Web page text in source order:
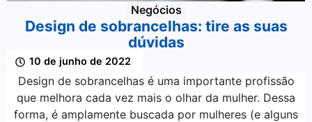
Negócios
Design de sobrancelhas: tire as suas
dúvidas
10 de junho de 2022
Design de sobrancelhas é uma importante profissão
que melhora cada vez mais o olhar da mulher. Dessa
forma, é amplamente buscada por mulheres (e alguns